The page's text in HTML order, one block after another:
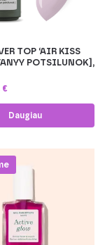
TOP ‘AIR KISS
POTSILUNOK],
€
Daugiau